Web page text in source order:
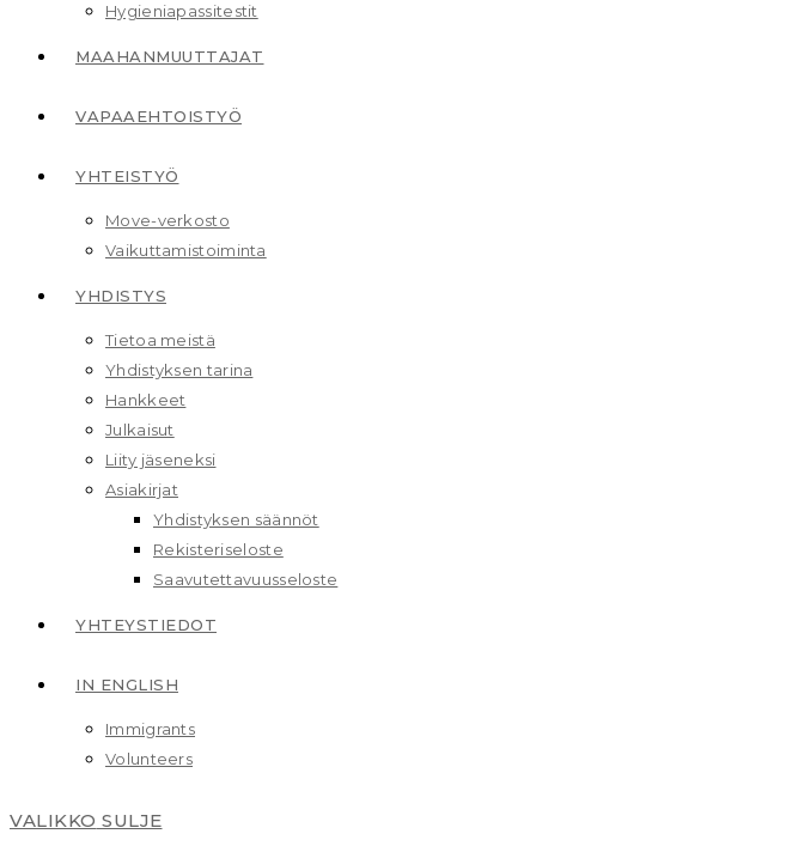
Hygieniapassitestit
MAAHAN­MUUTTAJAT
VAPAAEHTOISTYÖ
YHTEISTYÖ
Move-verkosto
Vaikuttamis­toiminta
YHDISTYS
Tietoa meistä
Yhdistyksen tarina
Hankkeet
Julkaisut
Liity jäseneksi
Asiakirjat
Yhdistyksen säännöt
Rekisteriseloste
Saavutettavuusseloste
YHTEYSTIEDOT
IN ENGLISH
Immigrants
Volunteers
VALIKKO SULJE